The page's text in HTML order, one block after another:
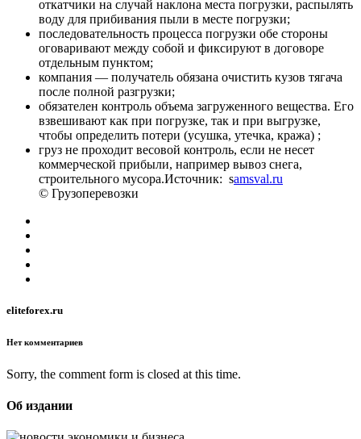
откатчики на случай наклона места погрузки, распылять
воду для прибивания пыли в месте погрузки;
последовательность процесса погрузки обе стороны
оговаривают между собой и фиксируют в договоре
отдельным пунктом;
компания — получатель обязана очистить кузов тягача
после полной разгрузки;
обязателен контроль объема загруженного вещества. Его
взвешивают как при погрузке, так и при выгрузке,
чтобы определить потери (усушка, утечка, кража) ;
груз не проходит весовой контроль, если не несет
коммерческой прибыли, например вывоз снега,
строительного мусора.Источник: samsval.ru
© Грузоперевозки
eliteforex.ru
Нет комментариев
Sorry, the comment form is closed at this time.
Об издании